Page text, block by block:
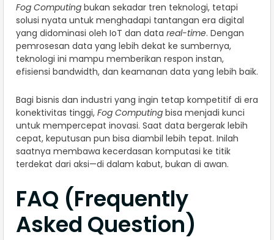
Fog Computing bukan sekadar tren teknologi, tetapi
solusi nyata untuk menghadapi tantangan era digital
yang didominasi oleh IoT dan data real-time. Dengan
pemrosesan data yang lebih dekat ke sumbernya,
teknologi ini mampu memberikan respon instan,
efisiensi bandwidth, dan keamanan data yang lebih baik.
Bagi bisnis dan industri yang ingin tetap kompetitif di era
konektivitas tinggi, Fog Computing bisa menjadi kunci
untuk mempercepat inovasi. Saat data bergerak lebih
cepat, keputusan pun bisa diambil lebih tepat. Inilah
saatnya membawa kecerdasan komputasi ke titik
terdekat dari aksi—di dalam kabut, bukan di awan.
FAQ (Frequently
Asked Question)